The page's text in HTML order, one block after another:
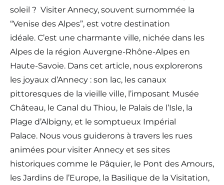
soleil ? Visiter Annecy, souvent surnommée la
“Venise des Alpes”, est votre destination
idéale. C’est une charmante ville, nichée dans les
Alpes de la région Auvergne-Rhône-Alpes en
Haute-Savoie. Dans cet article, nous explorerons
les joyaux d’Annecy : son lac, les canaux
pittoresques de la vieille ville, l’imposant Musée
Château, le Canal du Thiou, le Palais de l’Isle, la
Plage d’Albigny, et le somptueux Impérial
Palace. Nous vous guiderons à travers les rues
animées pour visiter Annecy et ses sites
historiques comme le Pâquier, le Pont des Amours,
les Jardins de l’Europe, la Basilique de la Visitation,